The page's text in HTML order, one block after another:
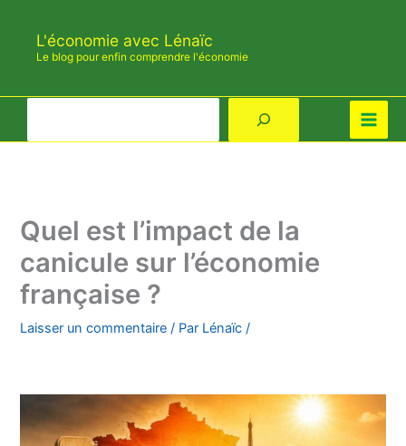
contenu
L'économie avec Lénaïc
Le blog pour enfin comprendre l'économie
Quel est l’impact de la
canicule sur l’économie
française ?
Laisser un commentaire / Par Lénaïc/